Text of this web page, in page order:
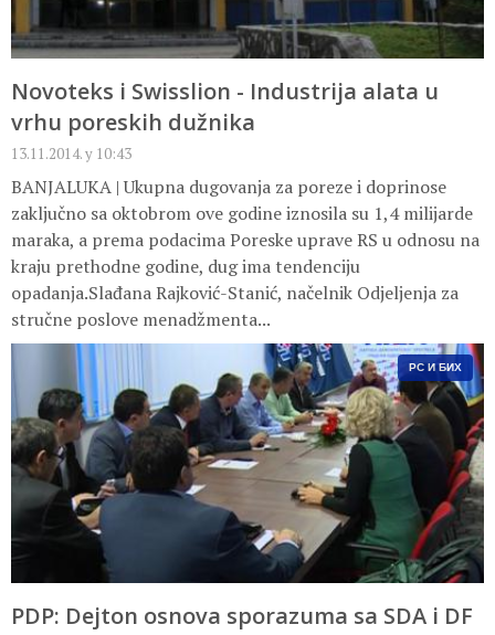
Novoteks i Swisslion - Industrija alata u
vrhu poreskih dužnika
13.11.2014. у 10:43
BANJALUKA | Ukupna dugovanja za poreze i doprinose
zaključno sa oktobrom ove godine iznosila su 1,4 milijarde
maraka, a prema podacima Poreske uprave RS u odnosu na
kraju prethodne godine, dug ima tendenciju
opadanja.Slađana Rajković-Stanić, načelnik Odjeljenja za
stručne poslove menadžmenta...
РС И БИХ
PDP: Dejton osnova sporazuma sa SDA i DF